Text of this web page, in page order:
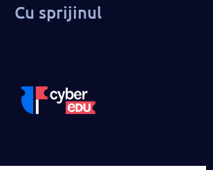
Cu sprijinul